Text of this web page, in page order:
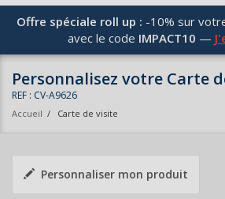
Offre spéciale roll up : -10% sur
avec le code IMPACT10 —
Personnalisez votre Carte
REF : CV-A9626
Accueil / Carte de visite
Personnaliser mon produit